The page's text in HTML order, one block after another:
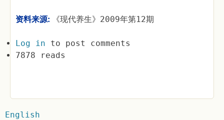
资料来源: 《现代养生》2009年第12期
Log in to post comments
7878 reads
English